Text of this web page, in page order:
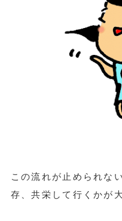
この流れが止められな
存、共栄して行くかが